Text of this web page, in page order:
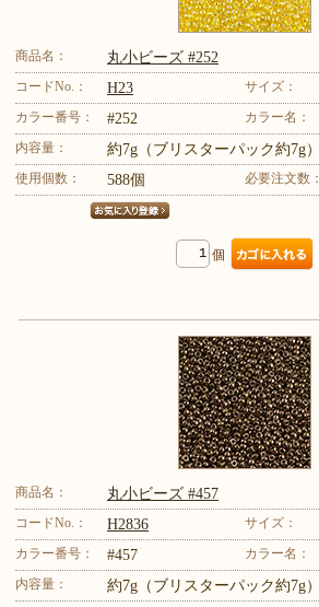
商品名： 丸小ビーズ #252
コードNo.： H23 サイズ：
カラー番号： #252 カラー名：
内容量： 約7g（ブリスターパック約7g）
使用個数： 588個 必要注文数：
個
商品名： 丸小ビーズ #457
コードNo.： H2836 サイズ：
カラー番号： #457 カラー名：
内容量： 約7g（ブリスターパック約7g）